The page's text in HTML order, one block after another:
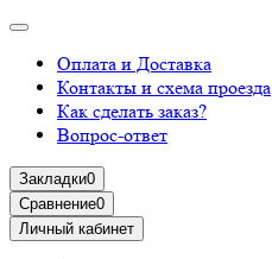
Оплата и Доставка
Контакты и схема проезда
Как сделать заказ?
Вопрос-ответ
Закладки0
Сравнение0
Личный кабинет